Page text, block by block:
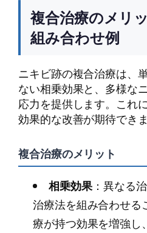
複合治療のメリ
組み合わせ例
ニキビ跡の複合治療は、
ない相乗効果と、多様な
応力を提供します。これ
効果的な改善が期待できま
複合治療のメリット
相乗効果：異なる
治療法を組み合わせる
療が持つ効果を増強し